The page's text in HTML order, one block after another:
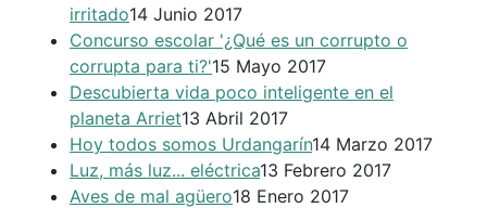
irritado14 Junio 2017
Concurso escolar '¿Qué es un corrupto o
corrupta para ti?'15 Mayo 2017
Descubierta vida poco inteligente en el
planeta Arriet13 Abril 2017
Hoy todos somos Urdangarín14 Marzo 2017
Luz, más luz... eléctrica13 Febrero 2017
Aves de mal agüero18 Enero 2017